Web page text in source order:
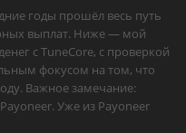
годы прошёл весь путь
выплат. Ниже — мой
с TuneCore, с проверкой
фокусом на том, что
Важное замечание:
Уже из Payoneer